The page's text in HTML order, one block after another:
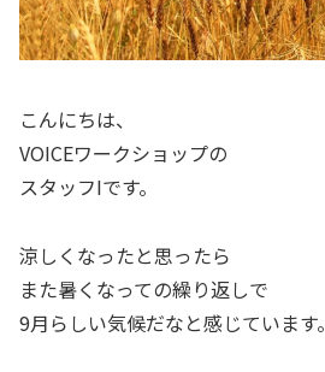
こんにちは、
VOICEワークショップの
スタッフIです。
涼しくなったと思ったら
また暑くなっての繰り返しで
9月らしい気候だなと感じています。